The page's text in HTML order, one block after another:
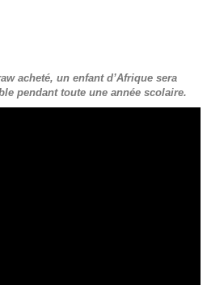
acheté, un enfant d’Afrique sera
pendant toute une année scolaire.